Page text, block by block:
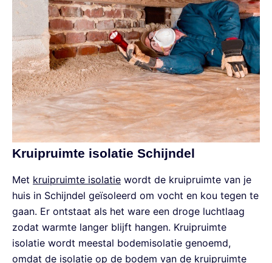
Kruipruimte isolatie Schijndel
Met kruipruimte isolatie wordt de kruipruimte van je
huis in Schijndel geïsoleerd om vocht en kou tegen te
gaan. Er ontstaat als het ware een droge luchtlaag
zodat warmte langer blijft hangen. Kruipruimte
isolatie wordt meestal bodemisolatie genoemd,
omdat de isolatie op de bodem van de kruipruimte